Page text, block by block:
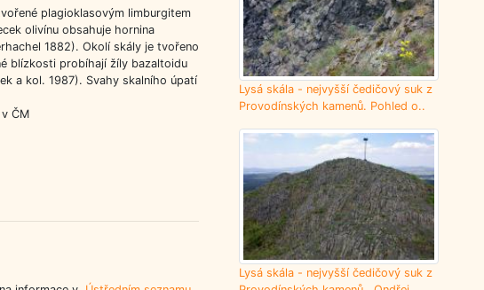
plagioklasovým limburgitem
olivínu obsahuje hornina
1882). Okolí skály je tvořeno
blízkosti probíhají žíly bazaltoidu
a kol. 1987). Svahy skalního úpatí
ČM
Lysá skála - nejvyšší čedičový suk z
Provodínských kamenů. Pohled o..
Lysá skála - nejvyšší čedičový suk z